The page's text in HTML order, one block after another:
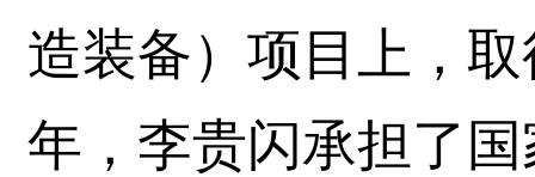
造装备）项目上，
年，李贵闪承担了